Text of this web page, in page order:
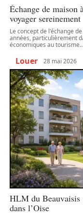
Échange de maison
voyager sereinement
Le concept de l'échange
années, particulièrement
économiques au tourisme
Louer 28 mai 2026
HLM du Beauvaisis
dans l’Oise